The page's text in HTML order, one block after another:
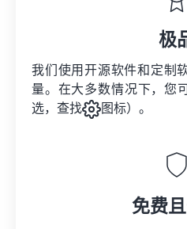
极
我们使用开源软件和定制
量。在大多数情况下，您
选，查找
图标）。
免费